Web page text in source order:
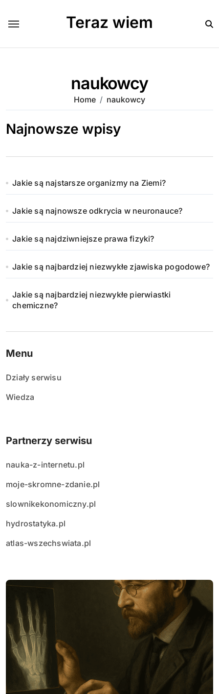
content
Teraz wiem
naukowcy
Home naukowcy
Najnowsze wpisy
Jakie są najstarsze organizmy na Ziemi?
Jakie są najnowsze odkrycia w neuronauce?
Jakie są najdziwniejsze prawa fizyki?
Jakie są najbardziej niezwykłe zjawiska pogodowe?
Jakie są najbardziej niezwykłe pierwiastki
chemiczne?
Menu
Działy serwisu
Wiedza
Partnerzy serwisu
nauka-z-internetu.pl
moje-skromne-zdanie.pl
slownikekonomiczny.pl
hydrostatyka.pl
atlas-wszechswiata.pl